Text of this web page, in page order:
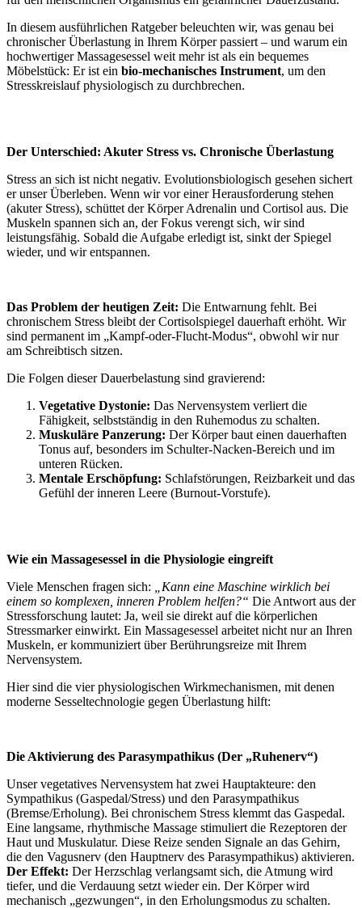
In diesem ausführlichen Ratgeber beleuchten wir, was genau bei
chronischer Überlastung in Ihrem Körper passiert – und warum ein
hochwertiger Massagesessel weit mehr ist als ein bequemes
Möbelstück: Er ist ein bio-mechanisches Instrument, um den
Stresskreislauf physiologisch zu durchbrechen.
Der Unterschied: Akuter Stress vs. Chronische Überlastung
Stress an sich ist nicht negativ. Evolutionsbiologisch gesehen sichert
er unser Überleben. Wenn wir vor einer Herausforderung stehen
(akuter Stress), schüttet der Körper Adrenalin und Cortisol aus. Die
Muskeln spannen sich an, der Fokus verengt sich, wir sind
leistungsfähig. Sobald die Aufgabe erledigt ist, sinkt der Spiegel
wieder, und wir entspannen.
Das Problem der heutigen Zeit: Die Entwarnung fehlt. Bei
chronischem Stress bleibt der Cortisolspiegel dauerhaft erhöht. Wir
sind permanent im „Kampf-oder-Flucht-Modus“, obwohl wir nur
am Schreibtisch sitzen.
Die Folgen dieser Dauerbelastung sind gravierend:
Vegetative Dystonie: Das Nervensystem verliert die
Fähigkeit, selbstständig in den Ruhemodus zu schalten.
Muskuläre Panzerung: Der Körper baut einen dauerhaften
Tonus auf, besonders im Schulter-Nacken-Bereich und im
unteren Rücken.
Mentale Erschöpfung: Schlafstörungen, Reizbarkeit und das
Gefühl der inneren Leere (Burnout-Vorstufe).
Wie ein Massagesessel in die Physiologie eingreift
Viele Menschen fragen sich:
„Kann eine Maschine wirklich bei
einem so komplexen, inneren Problem helfen?“ Die Antwort aus der
Stressforschung lautet: Ja, weil sie direkt auf die körperlichen
Stressmarker einwirkt. Ein Massagesessel arbeitet nicht nur an Ihren
Muskeln, er kommuniziert über Berührungsreize mit Ihrem
Nervensystem.
Hier sind die vier physiologischen Wirkmechanismen, mit denen
moderne Sesseltechnologie gegen Überlastung hilft:
Die Aktivierung des Parasympathikus (Der „Ruhenerv“)
Unser vegetatives Nervensystem hat zwei Hauptakteure: den
Sympathikus (Gaspedal/Stress) und den Parasympathikus
(Bremse/Erholung). Bei chronischem Stress klemmt das Gaspedal.
Eine langsame, rhythmische Massage stimuliert die Rezeptoren der
Haut und Muskulatur. Diese Reize senden Signale an das Gehirn,
die den Vagusnerv (den Hauptnerv des Parasympathikus) aktivieren.
Der Effekt: Der Herzschlag verlangsamt sich, die Atmung wird
tiefer, und die Verdauung setzt wieder ein. Der Körper wird
mechanisch „gezwungen“, in den Erholungsmodus zu schalten.